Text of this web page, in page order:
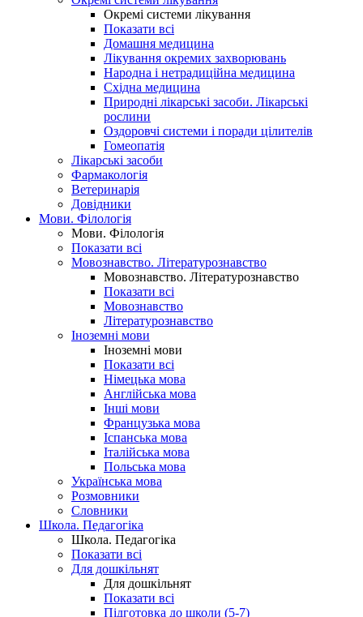
Окремі системи лікування
Показати всі
Домашня медицина
Лікування окремих захворювань
Народна і нетрадиційна медицина
Східна медицина
Природні лікарські засоби. Лікарські
рослини
Оздоровчі системи і поради цілителів
Гомеопатія
Лікарські засоби
Фармакологія
Ветеринарія
Довідники
Мови. Філологія
Мови. Філологія
Показати всі
Мовознавство. Літературознавство
Мовознавство. Літературознавство
Показати всі
Мовознавство
Літературознавство
Іноземні мови
Іноземні мови
Показати всі
Німецька мова
Англійська мова
Інші мови
Французька мова
Іспанська мова
Італійська мова
Польська мова
Українська мова
Розмовники
Словники
Школа. Педагогіка
Школа. Педагогіка
Показати всі
Для дошкільнят
Для дошкільнят
Показати всі
Підготовка до школи (5-7)